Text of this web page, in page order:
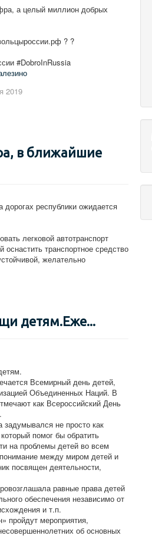
а целый миллион добрых
? ?
#DobroInRussia
2019
в ближайшие
республики ожидается
легковой автотранспорт
транспортное средство
желательно
детям.Еже...
Всемирный день детей,
Объединенных Наций. В
как Всероссийский День
не просто как
помог бы обратить
на проблемы детей во всем
между миром детей и
посвящен деятельности,
равные права детей
обеспечения независимо от
и т.п.
пройдут мероприятия,
об основных